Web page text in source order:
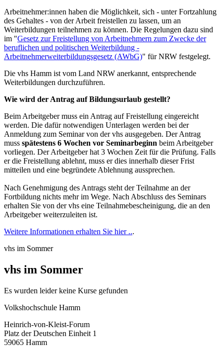
Arbeitnehmer:innen haben die Möglichkeit, sich - unter Fortzahlung
des Gehaltes - von der Arbeit freistellen zu lassen, um an
Weiterbildungen teilnehmen zu können. Die Regelungen dazu sind
im "Gesetz zur Freistellung von Arbeitnehmern zum Zwecke der
beruflichen und politischen Weiterbildung -
Arbeitnehmerweiterbildungsgesetz (AWbG)" für NRW festgelegt.
Die vhs Hamm ist vom Land NRW anerkannt, entsprechende
Weiterbildungen durchzuführen.
Wie wird der Antrag auf Bildungsurlaub gestellt?
Beim Arbeitgeber muss ein Antrag auf Freistellung eingereicht
werden. Die dafür notwendigen Unterlagen werden bei der
Anmeldung zum Seminar von der vhs ausgegeben. Der Antrag
muss spätestens 6 Wochen vor Seminarbeginn beim Arbeitgeber
vorliegen. Der Arbeitgeber hat 3 Wochen Zeit für die Prüfung. Falls
er die Freistellung ablehnt, muss er dies innerhalb dieser Frist
mitteilen und eine begründete Ablehnung aussprechen.
Nach Genehmigung des Antrags steht der Teilnahme an der
Fortbildung nichts mehr im Wege. Nach Abschluss des Seminars
erhalten Sie von der vhs eine Teilnahmebescheinigung, die an den
Arbeitgeber weiterzuleiten ist.
Weitere Informationen erhalten Sie hier ...
vhs im Sommer
vhs im Sommer
Es wurden leider keine Kurse gefunden
Volkshochschule Hamm
Heinrich-von-Kleist-Forum
Platz der Deutschen Einheit 1
59065 Hamm